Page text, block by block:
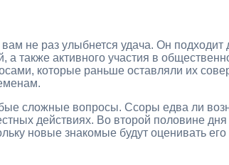
не раз улыбнется удача. Он
а также активного участия в
которые раньше оставляли их
сложные вопросы. Ссоры едва ли
действиях. Во второй половине
новые знакомые будут оценивать